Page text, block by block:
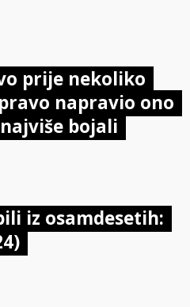
prije nekoliko
napravio ono
bojali
iz osamdesetih: